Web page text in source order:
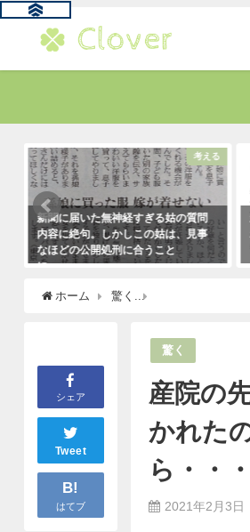
考える
新聞に届いた無神経すぎる姑の質問
内容に絶句。しかしこの姑は、見事
なほどの公開処刑に合うこと
に・・・
ホーム 驚く
シェア
Tweet
B!
はてブ
驚く
産院の
かれた
ら・・
2021年2月3日